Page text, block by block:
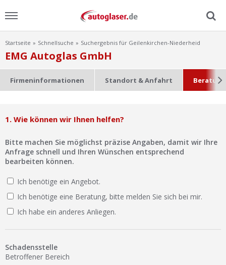
Menu
Home
Ratgeber
Scheibensuche
FAQ
Lexikon
Ist Ihre Werkstatt schon dabei?
Startseite Schnellsuche Suchergebnis für Geilenkirchen-Niederheid
EMG Autoglas GmbH
Firmeninformationen Standort & Anfahrt
1. Wie können wir Ihnen helfen?
Bitte machen Sie möglichst präzise Angaben, damit wir Ihre
Anfrage schnell und Ihren Wünschen entsprechend
bearbeiten können.
Ich benötige ein Angebot.
Ich benötige eine Beratung, bitte melden Sie sich bei mir.
Ich habe ein anderes Anliegen.
Schadensstelle
Betroffener Bereich